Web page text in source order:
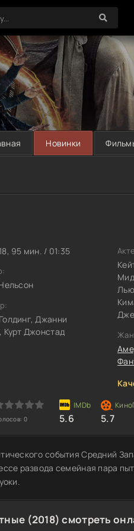
Новинки
95 мин. / 01:35
Джанни
Курт Джонстад
0 5.6 5.7
события Средний
развода семейная пара
(2018) смотреть